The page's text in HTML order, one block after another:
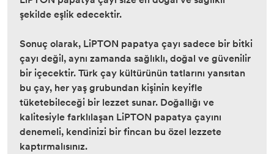
şekilde eşlik edecektir.
Sonuç olarak, LiPTON papatya çayı sadece bir bitki
çayı değil, aynı zamanda sağlıklı, doğal ve güvenilir
bir içecektir. Türk çay kültürünün tatlarını yansıtan
bu çay, her yaş grubundan kişinin keyifle
tüketebileceği bir lezzet sunar. Doğallığı ve
kalitesiyle farklılaşan LiPTON papatya çayını
denemeli, kendinizi bir fincan bu özel lezzete
kaptırmalısınız.